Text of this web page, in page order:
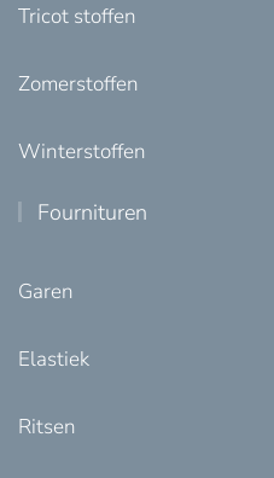
Tricot stoffen
Zomerstoffen
Winterstoffen
Fournituren
Garen
Elastiek
Ritsen